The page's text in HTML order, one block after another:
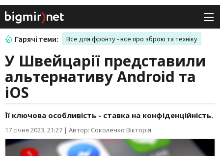
Гарячі теми: Все для фронту - все про зброю та техніку
У Швейцарії представили
альтернативу Android та
iOS
Її ключова особливість - ставка на конфіденційність.
17 січня 2023, 21:27 | Автор: Соколенко Вікторія